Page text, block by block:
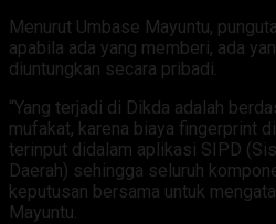
Menurut Umbase Mayuntu,
apabila ada yang memberi, ada
diuntungkan secara pribadi.
“Yang terjadi di Dikda adalah
mufakat, karena biaya fingerprint
terinput didalam aplikasi SIPD
Daerah) sehingga seluruh
keputusan bersama untuk
Mayuntu.